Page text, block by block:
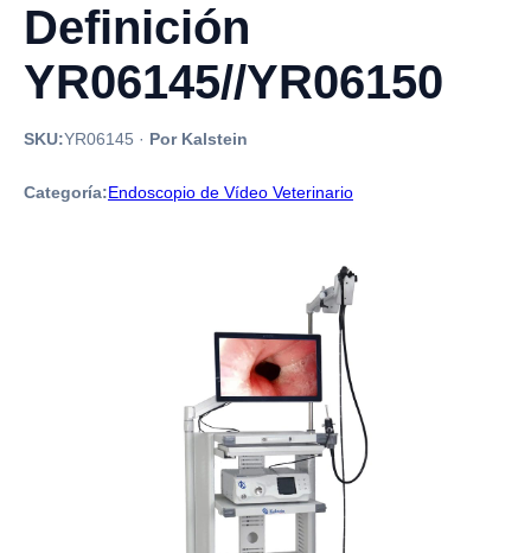
Definición
YR06145//YR06150
SKU:YR06145 · Por Kalstein
Categoría:Endoscopio de Vídeo Veterinario